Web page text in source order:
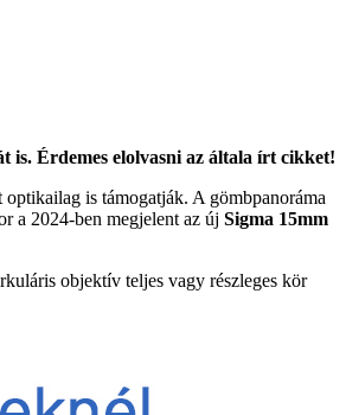
is. Érdemes elolvasni az általa írt cikket!
is támogatják. A gömbpanoráma
a 2024-ben megjelent az új Sigma 15mm
objektív teljes vagy részleges kör